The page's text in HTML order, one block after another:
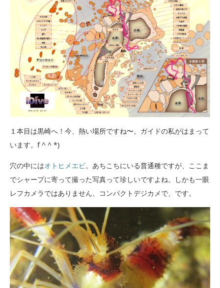
１本目は黒崎へ！今、熱い場所ですね〜。ガイドの私がはまって
います。f ^ ^ *)
穴の中にはオトヒメエビ。あちこちにいる普通種ですが、ここま
でシャープに寄って撮った写真って珍しいですよね。しかも一眼
レフカメラではありません、コンパクトデジカメで、です。